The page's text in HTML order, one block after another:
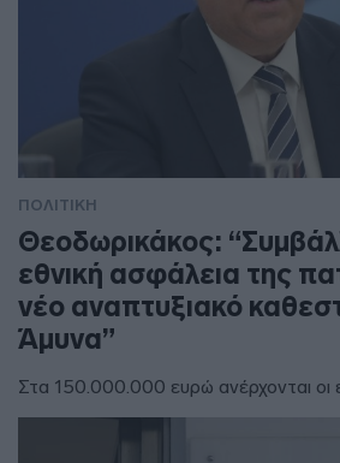
ΠΟΛΙΤΙΚΗ
Θεοδωρικάκος:
εθνική ασφάλεια της
νέο αναπτυξιακό
Άμυνα”
Στα 150.000.000 ευρώ ανέρχονται οι